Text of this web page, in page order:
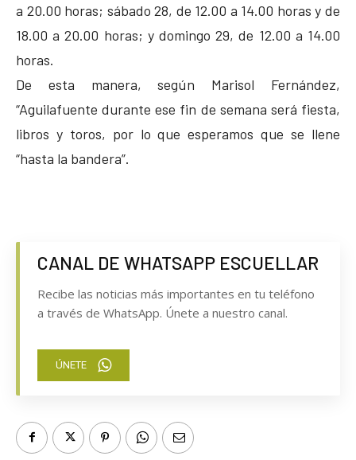
a 20.00 horas; sábado 28, de 12.00 a 14.00 horas y de
18.00 a 20.00 horas; y domingo 29, de 12.00 a 14.00
horas.
De esta manera, según Marisol Fernández,
“Aguilafuente durante ese fin de semana será fiesta,
libros y toros, por lo que esperamos que se llene
“hasta la bandera”.
CANAL DE WHATSAPP ESCUELLAR
Recibe las noticias más importantes en tu teléfono
a través de WhatsApp. Únete a nuestro canal.
ÚNETE